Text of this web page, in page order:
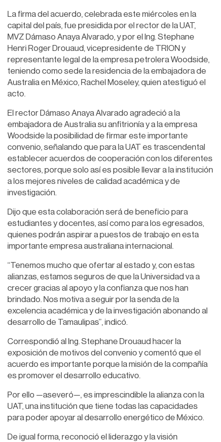
La firma del acuerdo, celebrada este miércoles en la
capital del país, fue presidida por el rector de la UAT,
MVZ Dámaso Anaya Alvarado, y por el Ing. Stephane
Henri Roger Drouaud, vicepresidente de TRION y
representante legal de la empresa petrolera Woodside,
teniendo como sede la residencia de la embajadora de
Australia en México, Rachel Moseley, quien atestiguó el
acto.
El rector Dámaso Anaya Alvarado agradeció a la
embajadora de Australia su anfitrionía y a la empresa
Woodside la posibilidad de firmar este importante
convenio, señalando que para la UAT es trascendental
establecer acuerdos de cooperación con los diferentes
sectores, porque solo así es posible llevar a la institución
a los mejores niveles de calidad académica y de
investigación.
Dijo que esta colaboración será de beneficio para
estudiantes y docentes, así como para los egresados,
quienes podrán aspirar a puestos de trabajo en esta
importante empresa australiana internacional.
“Tenemos mucho que ofertar al estado y, con estas
alianzas, estamos seguros de que la Universidad va a
crecer gracias al apoyo y la confianza que nos han
brindado. Nos motiva a seguir por la senda de la
excelencia académica y de la investigación abonando al
desarrollo de Tamaulipas”, indicó.
Correspondió al Ing. Stephane Drouaud hacer la
exposición de motivos del convenio y comentó que el
acuerdo es importante porque la misión de la compañía
es promover el desarrollo educativo.
Por ello —aseveró—, es imprescindible la alianza con la
UAT, una institución que tiene todas las capacidades
para poder apoyar al desarrollo energético de México.
De igual forma, reconoció el liderazgo y la visión